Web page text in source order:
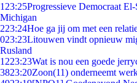
1 23:25Progressieve Democraat
Michigan
223:24Hoe ga jij om met een
023:23Litouwen vindt opnieuw
Rusland
1223:23Wat is nou een goede
3823:20Zoon(11) onderneemt